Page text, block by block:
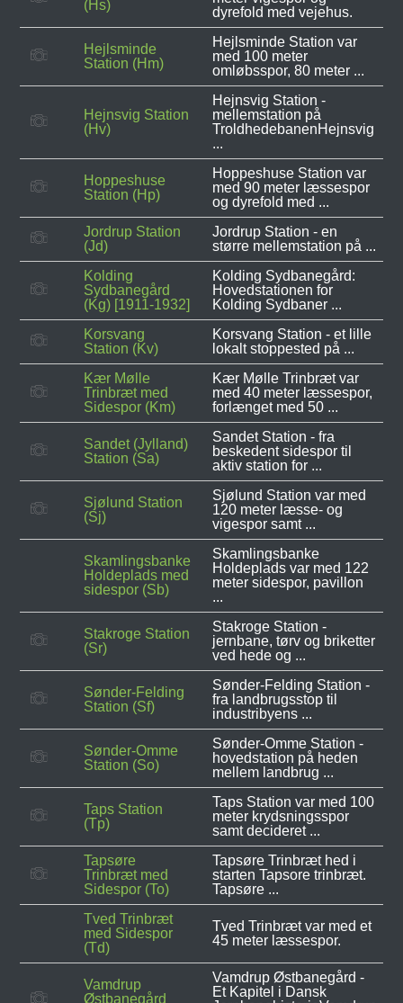
(Hs)
dyrefold med vejehus.
Hejlsminde
Station (Hm)
Hejlsminde Station var
med 100 meter
omløbsspor, 80 meter ...
Hejnsvig Station
(Hv)
Hejnsvig Station -
mellemstation på
TroldhedebanenHejnsvig
...
Hoppeshuse
Station (Hp)
Hoppeshuse Station var
med 90 meter læssespor
og dyrefold med ...
Jordrup Station
(Jd)
Jordrup Station - en
større mellemstation på ...
Kolding
Sydbanegård
(Kg) [1911-1932]
Kolding Sydbanegård:
Hovedstationen for
Kolding Sydbaner ...
Korsvang
Station (Kv)
Korsvang Station - et lille
lokalt stoppested på ...
Kær Mølle
Trinbræt med
Sidespor (Km)
Kær Mølle Trinbræt var
med 40 meter læssespor,
forlænget med 50 ...
Sandet (Jylland)
Station (Sa)
Sandet Station - fra
beskedent sidespor til
aktiv station for ...
Sjølund Station
(Sj)
Sjølund Station var med
120 meter læsse- og
vigespor samt ...
Skamlingsbanke
Holdeplads med
sidespor (Sb)
Skamlingsbanke
Holdeplads var med 122
meter sidespor, pavillon
...
Stakroge Station
(Sr)
Stakroge Station -
jernbane, tørv og briketter
ved hede og ...
Sønder-Felding
Station (Sf)
Sønder-Felding Station -
fra landbrugsstop til
industribyens ...
Sønder-Omme
Station (So)
Sønder-Omme Station -
hovedstation på heden
mellem landbrug ...
Taps Station
(Tp)
Taps Station var med 100
meter krydsningsspor
samt decideret ...
Tapsøre
Trinbræt med
Sidespor (To)
Tapsøre Trinbræt hed i
starten Tapsore trinbræt.
Tapsøre ...
Tved Trinbræt
med Sidespor
(Td)
Tved Trinbræt var med et
45 meter læssespor.
Vamdrup
Østbanegård
Vamdrup Østbanegård -
Et Kapitel i Dansk